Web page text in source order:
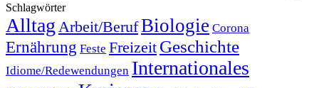
Schlagwörter
Alltag Arbeit/BerufBiologie Corona
Ernährung Feste Freizeit Geschichte
Idiome/Redewendungen Internationales